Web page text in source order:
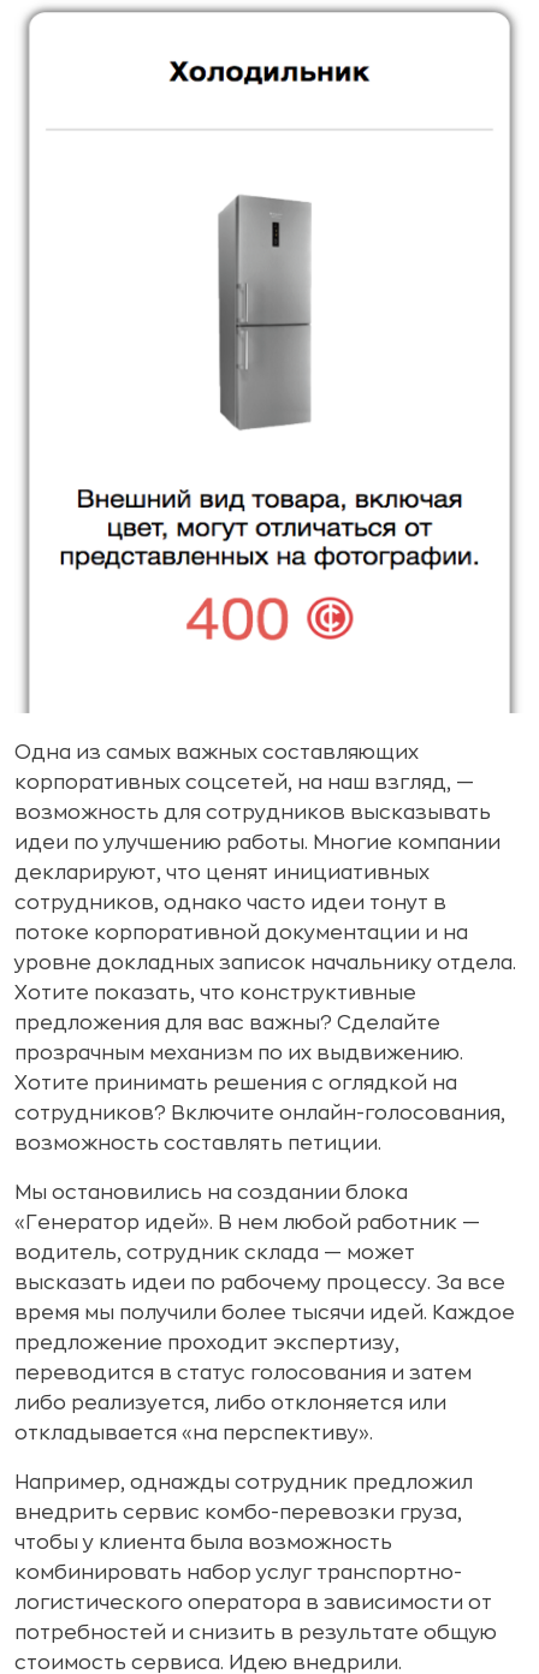
Одна из самых важных составляющих
корпоративных соцсетей, на наш взгляд, —
возможность для сотрудников высказывать
идеи по улучшению работы. Многие компании
декларируют, что ценят инициативных
сотрудников, однако часто идеи тонут в
потоке корпоративной документации и на
уровне докладных записок начальнику отдела.
Хотите показать, что конструктивные
предложения для вас важны? Сделайте
прозрачным механизм по их выдвижению.
Хотите принимать решения с оглядкой на
сотрудников? Включите онлайн-голосования,
возможность составлять петиции.
Мы остановились на создании блока
«Генератор идей». В нем любой работник —
водитель, сотрудник склада — может
высказать идеи по рабочему процессу. За все
время мы получили более тысячи идей. Каждое
предложение проходит экспертизу,
переводится в статус голосования и затем
либо реализуется, либо отклоняется или
откладывается «на перспективу».
Например, однажды сотрудник предложил
внедрить сервис комбо-перевозки груза,
чтобы у клиента была возможность
комбинировать набор услуг транспортно-
логистического оператора в зависимости от
потребностей и снизить в результате общую
стоимость сервиса. Идею внедрили.